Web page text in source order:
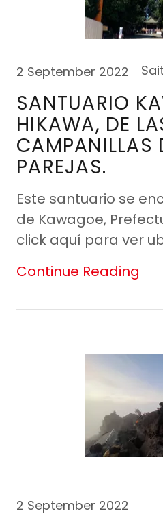
2 September 2022
SANTUARIO
HIKAWA, DE
CAMPANILLAS
PAREJAS.
Este santuario se
de Kawagoe,
click aquí para ver
Continue Reading
2 September 2022